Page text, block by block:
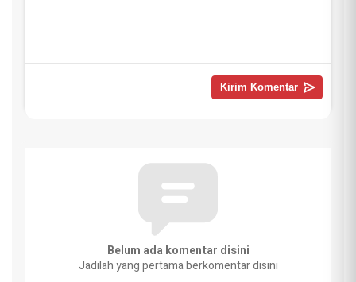
Belum ada komentar disini
Jadilah yang pertama berkomentar disini